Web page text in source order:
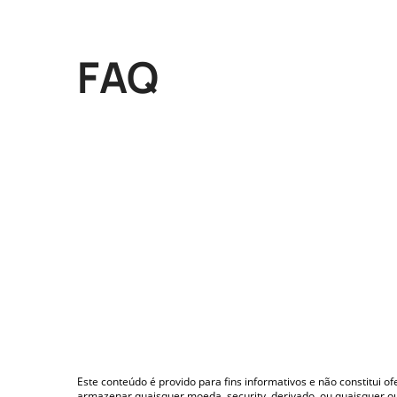
FAQ
Este conteúdo é provido para fins informativos e não constitui